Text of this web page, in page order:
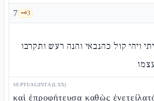
7 🗝️3
ויהי קול כהנבאי והנה רעש ותקרבו
SEPTUAGINTA (LXX)
καὶ ἐπροφήτευσα καθὼς